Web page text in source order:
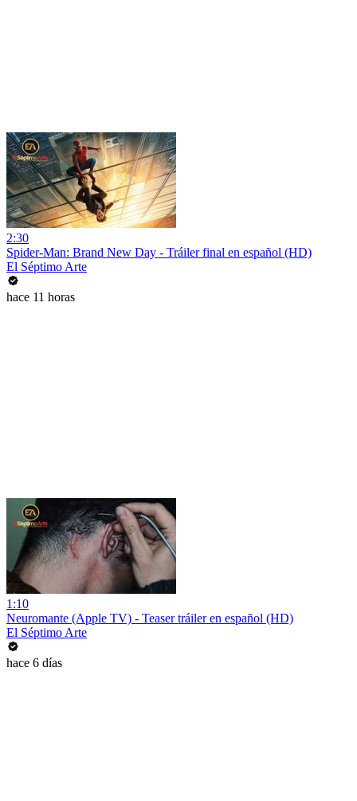
2:30
Spider-Man: Brand New Day - Tráiler final en español (HD)
El Séptimo Arte
hace 11 horas
1:10
Neuromante (Apple TV) - Teaser tráiler en español (HD)
El Séptimo Arte
hace 6 días